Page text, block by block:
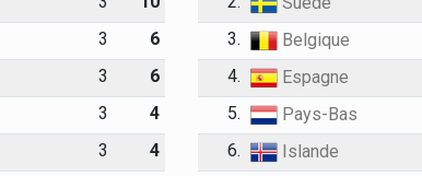
3
6
3
6
3
4
3
4
3.
Belgique
4.
Espagne
5.
Pays-Bas
6.
Islande